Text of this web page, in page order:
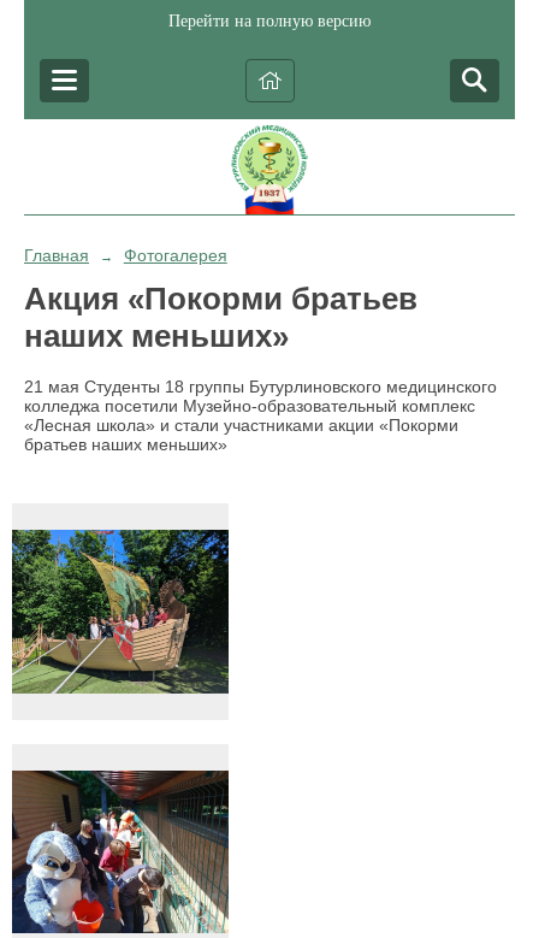
Перейти на полную версию
Главная → Фотогалерея
Акция «Покорми братьев
наших меньших»
21 мая Студенты 18 группы Бутурлиновского медицинского
колледжа посетили Музейно-образовательный комплекс
«Лесная школа» и стали участниками акции «Покорми
братьев наших меньших»